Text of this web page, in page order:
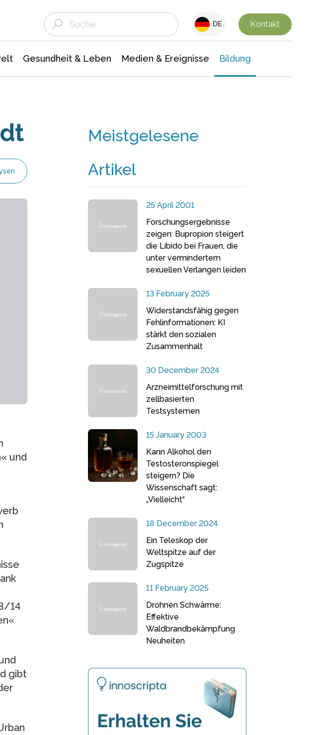
DE Kontakt
Gesundheit & Leben Medien & Ereignisse Bildung
und
14
gibt
Meistgelesene
Artikel
25 April 2001
Forschungsergebnisse
zeigen: Bupropion steigert
die Libido bei Frauen, die
unter vermindertem
sexuellen Verlangen leiden
13 February 2025
Widerstandsfähig gegen
Fehlinformationen: KI
stärkt den sozialen
Zusammenhalt
30 December 2024
Arzneimittelforschung mit
zellbasierten
Testsystemen
15 January 2003
Kann Alkohol den
Testosteronspiegel
steigern? Die
Wissenschaft sagt:
„Vielleicht“
18 December 2024
Ein Teleskop der
Weltspitze auf der
Zugspitze
11 February 2025
Drohnen Schwärme:
Effektive
Waldbrandbekämpfung
Neuheiten